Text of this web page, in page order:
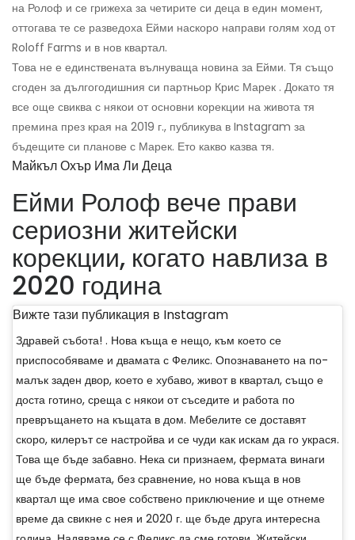
на Ролоф и се грижеха за четирите си деца в един момент,
оттогава те се разведоха Ейми наскоро направи голям ход от
Roloff Farms и в нов квартал.
Това не е единствената вълнуваща новина за Ейми. Тя също
сгоден за дългогодишния си партньор Крис Марек . Докато тя
все още свиква с някои от основни корекции на живота тя
премина през края на 2019 г., публикува в Instagram за
бъдещите си планове с Марек. Ето какво казва тя.
Майкъл Охър Има Ли Деца
Ейми Ролоф вече прави
сериозни житейски
корекции, когато навлиза в
2020 година
Вижте тази публикация в Instagram
Здравей събота! . Нова къща е нещо, към което се
приспособяваме и двамата с Феликс. Опознаването на по-
малък заден двор, което е хубаво, живот в квартал, също е
доста готино, среща с някои от съседите и работа по
превръщането на къщата в дом. Мебелите се доставят
скоро, килерът се настройва и се чуди как искам да го украся.
Това ще бъде забавно. Нека си признаем, фермата винаги
ще бъде фермата, без сравнение, но нова къща в нов
квартал ще има свое собствено приключение и ще отнеме
време да свикне с нея и 2020 г. ще бъде друга интересна